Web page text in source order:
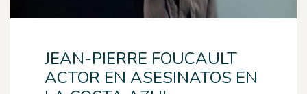
JEAN-PIERRE FOUCAULT
ACTOR EN ASESINATOS EN